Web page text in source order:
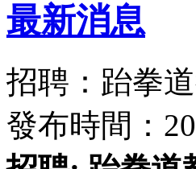
最新消息
招聘：跆拳
發布時間：